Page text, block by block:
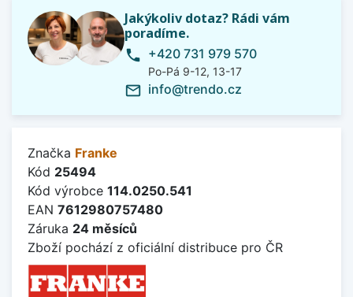
Jakýkoliv dotaz? Rádi vám
poradíme.
phone +420 731 979 570
Po-Pá 9-12, 13-17
mail_outline info@trendo.cz
Značka Franke
Kód 25494
Kód výrobce 114.0250.541
EAN 7612980757480
Záruka 24 měsíců
Zboží pochází z oficiální distribuce pro ČR